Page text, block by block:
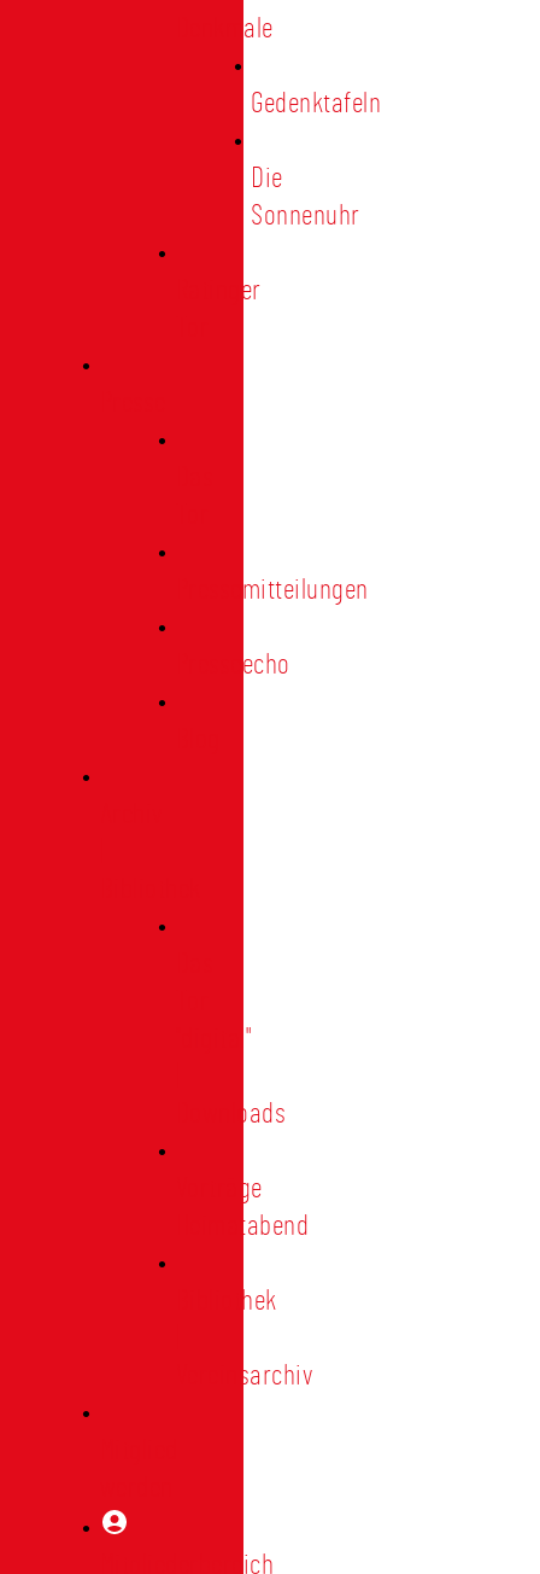
Denkmale
Gedenktafeln
Die
Sonnenuhr
Ratinger
Pressemitteilungen
Presseecho
"digital"
Downloads
Vorträge
Heimatabend
Bibliothek
Vereinsarchiv
Mitgliederbereich